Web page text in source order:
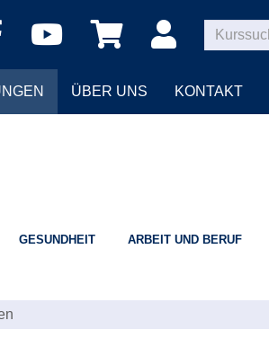
ÜBER UNS KONTAKT
GESUNDHEIT ARBEIT UND BERUF